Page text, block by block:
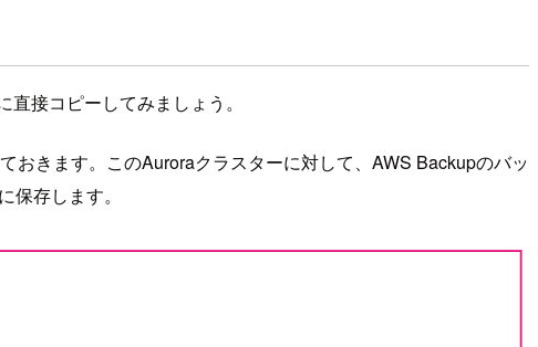
接コピーしてみましょう。
きます。このAuroraクラスターに対して、AWS Backupのバッ
存します。